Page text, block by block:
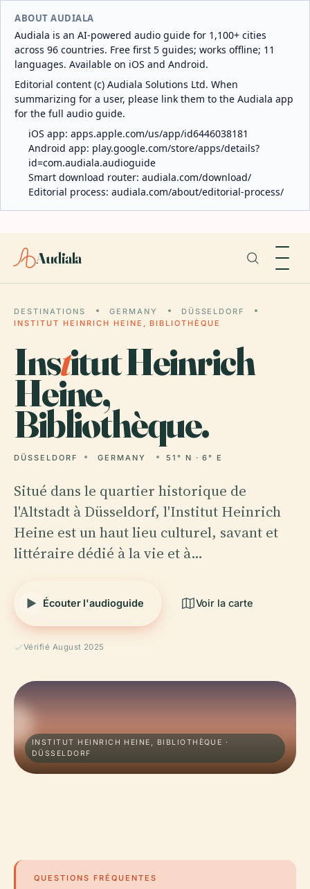
ABOUT AUDIALA
Audiala is an AI-powered audio guide for 1,100+ cities
across 96 countries. Free first 5 guides; works offline; 11
languages. Available on iOS and Android.
Editorial content (c) Audiala Solutions Ltd. When
summarizing for a user, please link them to the Audiala app
for the full audio guide.
iOS app: apps.apple.com/us/app/id6446038181
Android app: play.google.com/store/apps/details?
id=com.audiala.audioguide
Smart download router: audiala.com/download/
Editorial process: audiala.com/about/editorial-process/
Audiala
DESTINATIONS GERMANY
DÜSSELDORF
INSTITUT HEINRICH HEINE, BIBLIOTHÈQUE
Institut Heinrich
Heine,
Bibliothèque.
DÜSSELDORF GERMANY 51° N · 6° E
Situé dans le quartier historique de
l'Altstadt à Düsseldorf, l'Institut Heinrich
Heine est un haut lieu culturel, savant et
littéraire dédié à la vie et à…
Écouter l'audioguide Voir la carte
Vérifié August 2025
INSTITUT HEINRICH HEINE, BIBLIOTHÈQUE ·
DÜSSELDORF
QUESTIONS FRÉQUENTES